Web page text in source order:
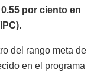
por ciento en
del rango meta de
en el programa